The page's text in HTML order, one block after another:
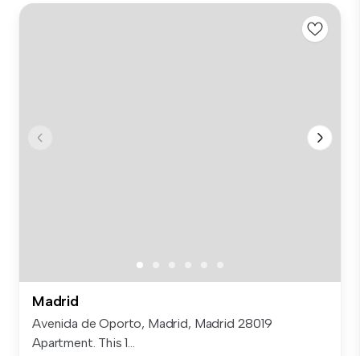
Madrid
Avenida de Oporto, Madrid, Madrid 28019
Apartment. This 1...